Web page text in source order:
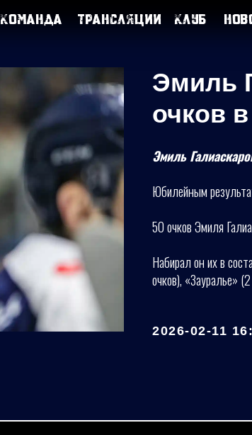
Команда Трансляции Клуб
Эмиль
очков
Эмиль
Юбилейным
50 очков Эмиля
Набирал он их в
очков), «Зауралье»
2026-02-11